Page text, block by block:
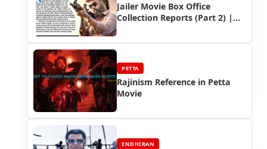
Jailer Movie Box Office
Collection Reports (Part 2) |
Hit
PETTA
Rajinism Reference in Petta
Movie
ENDHIRAN